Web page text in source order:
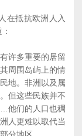
抵抗欧洲人入
许多重要的居留
周围岛屿上的情
地。非洲以及属
但这些民族并不
他们的人口也稠
人更难以取代当